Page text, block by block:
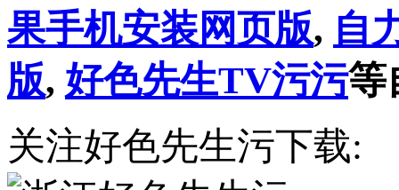
果手机安装网页版, 自
版, 好色先生TV污污等
关注好色先生污下载: